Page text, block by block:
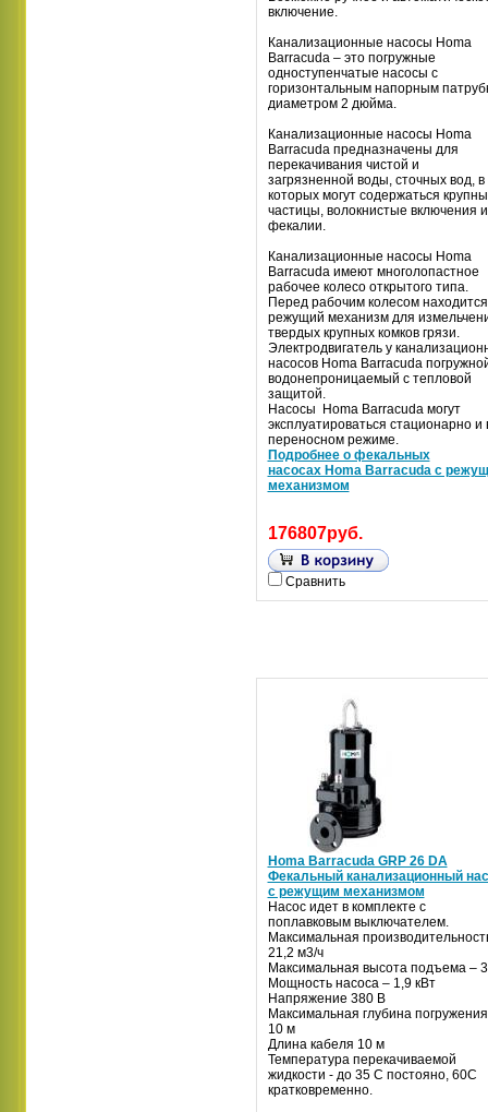
включение.
Канализационные насосы Homa
Barracuda – это погружные
одноступенчатые насосы с
горизонтальным напорным
диаметром 2 дюйма.
Канализационные насосы Homa
Barracuda предназначены для
перекачивания чистой и
загрязненной воды, сточных вод, в
которых могут содержаться
частицы, волокнистые включения и
фекалии.
Канализационные насосы Homa
Barracuda имеют многолопастное
рабочее колесо открытого типа.
Перед рабочим колесом находится
режущий механизм для
твердых крупных комков грязи.
Электродвигатель у
насосов Homa Barracuda
водонепроницаемый с тепловой
защитой.
Насосы Homa Barracuda могут
эксплуатироваться стационарно и
переносном режиме.
Подробнее о фекальных
насосах Homa Barracuda с
механизмом
176807руб.
Сравнить
Homa Barracuda GRP 26 DA
Фекальный канализационный
с режущим механизмом
Насос идет в комплекте с
поплавковым выключателем.
Максимальная
21,2 м3/ч
Максимальная высота подъема –
Мощность насоса – 1,9 кВт
Напряжение 380 В
Максимальная глубина
10 м
Длина кабеля 10 м
Температура перекачиваемой
жидкости - до 35 С постояно, 60С
кратковременно.